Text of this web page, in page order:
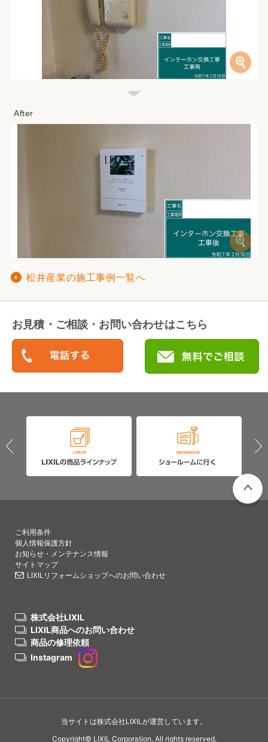
松井産業の施工事例一覧へ
お見積・ご相談・お問い合わせはこちら
ご利用条件
個人情報保護方針
お知らせ・メンテナンス情報
サイトマップ
LIXILリフォームショップへのお問い合わせ
株式会社LIXIL
LIXIL商品へのお問い合わせ
商品の修理依頼
Instagram
当サイトは株式会社LIXILが運営しています。
Copyright© LIXIL Corporation. All rights reserved.